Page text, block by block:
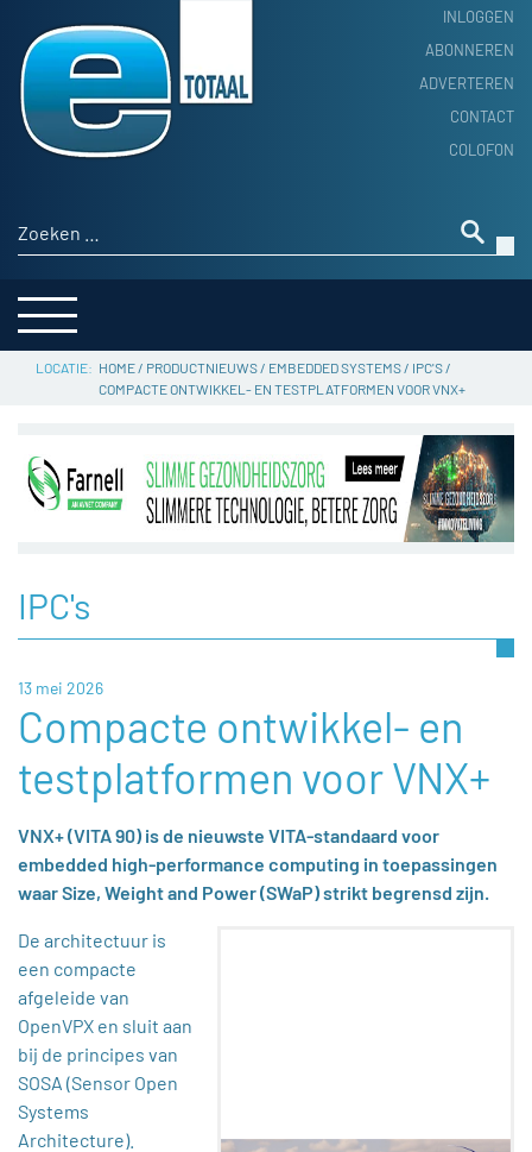
INLOGGEN
ABONNEREN
ADVERTEREN
CONTACT
COLOFON
Zoeken naar:
HOME
PRODUCTNIEUWS
ACHTERGROND
THEMA’S
SERVICE
HOME/ PRODUCTNIEUWS/ EMBEDDED SYSTEMS/ IPC'S/
COMPACTE ONTWIKKEL- EN TESTPLATFORMEN VOOR VNX+
IPC's
13 mei 2026
Compacte ontwikkel- en
testplatformen voor VNX+
VNX+ (VITA 90) is de nieuwste VITA-standaard voor
embedded high-performance computing in toepassingen
waar Size, Weight and Power (SWaP) strikt begrensd zijn.
De architectuur is
een compacte
afgeleide van
OpenVPX en sluit aan
bij de principes van
SOSA (Sensor Open
Systems
Architecture).